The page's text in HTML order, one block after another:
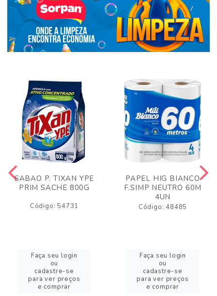
SABAO P. TIXAN YPE
PRIM SACHE 800G
Código: 54731
Faça seu login
ou
cadastre-se
para ver preços
e comprar
PAPEL HIG BIANCO
F.SIMP NEUTRO 60M
4UN
Código: 48485
Faça seu login
ou
cadastre-se
para ver preços
e comprar